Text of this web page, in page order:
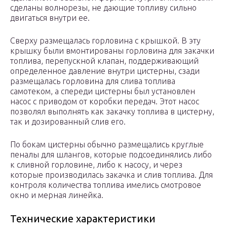
сделаны волнорезы, не дающие топливу сильно
двигаться внутри ее.
Сверху размещалась горловина с крышкой. В эту
крышку были вмонтированы горловина для закачки
топлива, перепускной клапан, поддерживающий
определенное давление внутри цистерны, сзади
размещалась горловина для слива топлива
самотеком, а спереди цистерны был установлен
насос с приводом от коробки передач. Этот насос
позволял выполнять как закачку топлива в цистерну,
так и дозированный слив его.
По бокам цистерны обычно размещались круглые
пеналы для шлангов, которые подсоединялись либо
к сливной горловине, либо к насосу, и через
которые производилась закачка и слив топлива. Для
контроля количества топлива имелись смотровое
окно и мерная линейка.
Технические характеристики